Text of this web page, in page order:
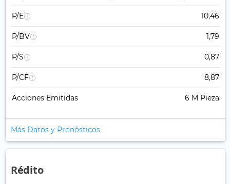
P/E 10,46
P/BV 1,79
P/S 0,87
P/CF 8,87
Acciones Emitidas 6 M Pieza
Más Datos y Pronósticos
Rédito